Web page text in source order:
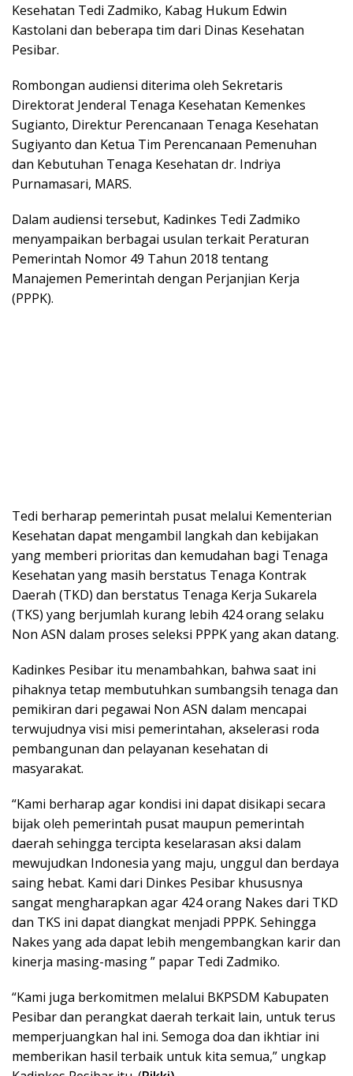
Kesehatan Tedi Zadmiko, Kabag Hukum Edwin
Kastolani dan beberapa tim dari Dinas Kesehatan
Pesibar.
Rombongan audiensi diterima oleh Sekretaris
Direktorat Jenderal Tenaga Kesehatan Kemenkes
Sugianto, Direktur Perencanaan Tenaga Kesehatan
Sugiyanto dan Ketua Tim Perencanaan Pemenuhan
dan Kebutuhan Tenaga Kesehatan dr. Indriya
Purnamasari, MARS.
Dalam audiensi tersebut, Kadinkes Tedi Zadmiko
menyampaikan berbagai usulan terkait Peraturan
Pemerintah Nomor 49 Tahun 2018 tentang
Manajemen Pemerintah dengan Perjanjian Kerja
(PPPK).
Tedi berharap pemerintah pusat melalui Kementerian
Kesehatan dapat mengambil langkah dan kebijakan
yang memberi prioritas dan kemudahan bagi Tenaga
Kesehatan yang masih berstatus Tenaga Kontrak
Daerah (TKD) dan berstatus Tenaga Kerja Sukarela
(TKS) yang berjumlah kurang lebih 424 orang selaku
Non ASN dalam proses seleksi PPPK yang akan datang.
Kadinkes Pesibar itu menambahkan, bahwa saat ini
pihaknya tetap membutuhkan sumbangsih tenaga dan
pemikiran dari pegawai Non ASN dalam mencapai
terwujudnya visi misi pemerintahan, akselerasi roda
pembangunan dan pelayanan kesehatan di
masyarakat.
“Kami berharap agar kondisi ini dapat disikapi secara
bijak oleh pemerintah pusat maupun pemerintah
daerah sehingga tercipta keselarasan aksi dalam
mewujudkan Indonesia yang maju, unggul dan berdaya
saing hebat. Kami dari Dinkes Pesibar khususnya
sangat mengharapkan agar 424 orang Nakes dari TKD
dan TKS ini dapat diangkat menjadi PPPK. Sehingga
Nakes yang ada dapat lebih mengembangkan karir dan
kinerja masing-masing ” papar Tedi Zadmiko.
“Kami juga berkomitmen melalui BKPSDM Kabupaten
Pesibar dan perangkat daerah terkait lain, untuk terus
memperjuangkan hal ini. Semoga doa dan ikhtiar ini
memberikan hasil terbaik untuk kita semua,” ungkap